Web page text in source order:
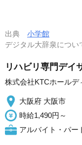
出典 小学館
デジタル大辞泉につ
リハビリ専門デイ
株式会社KTCホールデ
大阪府 大阪市
時給1,490円～
アルバイト・パー